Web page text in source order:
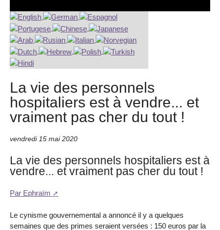
La vie des personnels
hospitaliers est à vendre... et
vraiment pas cher du tout !
vendredi 15 mai 2020
La vie des personnels hospitaliers est à
vendre... et vraiment pas cher du tout !
Par Ephraïm
Le cynisme gouvernemental a annoncé il y a quelques
semaines que des primes seraient versées : 150 euros par la